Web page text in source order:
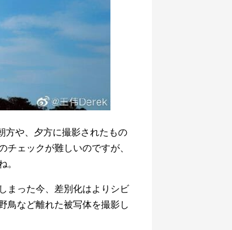
方や、夕方に撮影されたもの
チェックが難しいのですが、
。
まった今、差別化はよりシビ
鳥など離れた被写体を撮影し